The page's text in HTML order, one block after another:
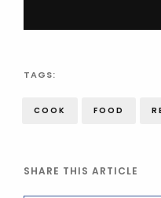
TAGS:
COOK FOOD
SHARE THIS ARTICLE